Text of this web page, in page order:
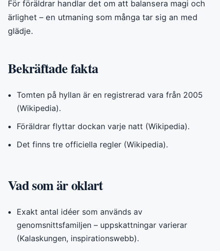
För föräldrar handlar det om att balansera magi och
ärlighet – en utmaning som många tar sig an med
glädje.
Bekräftade fakta
Tomten på hyllan är en registrerad vara från 2005
(Wikipedia).
Föräldrar flyttar dockan varje natt (Wikipedia).
Det finns tre officiella regler (Wikipedia).
Vad som är oklart
Exakt antal idéer som används av
genomsnittsfamiljen – uppskattningar varierar
(Kalaskungen, inspirationswebb).